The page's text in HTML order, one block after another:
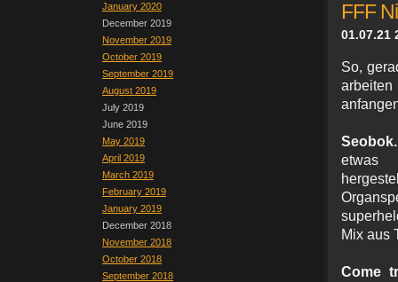
January 2020
December 2019
November 2019
October 2019
September 2019
August 2019
July 2019
June 2019
May 2019
April 2019
March 2019
February 2019
January 2019
December 2018
November 2018
October 2018
September 2018
FFF
01.07.21
So,
arbeiten
etwas
Mix aus
Come